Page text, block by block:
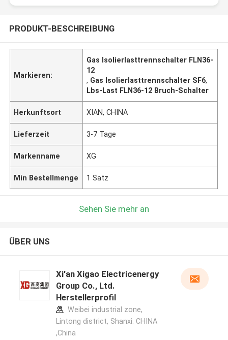
PRODUKT-BESCHREIBUNG
Markieren:
Gas Isolierlasttrennschalter FLN36-
12
, Gas Isolierlasttrennschalter SF6,
Lbs-Last FLN36-12 Bruch-Schalter
Herkunftsort XIAN, CHINA
Lieferzeit 3-7 Tage
Markenname XG
Min Bestellmenge 1 Satz
Sehen Sie mehr an
ÜBER UNS
Xi'an Xigao Electricenergy
Group Co., Ltd.
Herstellerprofil
Weibei industrial zone,
Lintong district, Shanxi. CHINA
,China